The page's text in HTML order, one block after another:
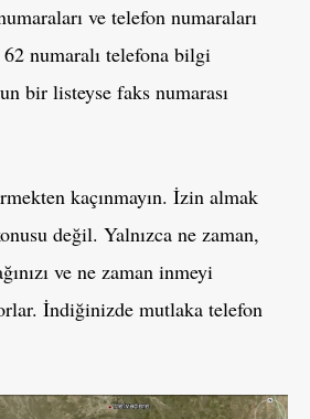
ve telefon numaraları
numaralı telefona bilgi
bir listeyse faks numarası
kaçınmayın. İzin almak
değil. Yalnızca ne zaman,
ve ne zaman inmeyi
İndiğinizde mutlaka telefon